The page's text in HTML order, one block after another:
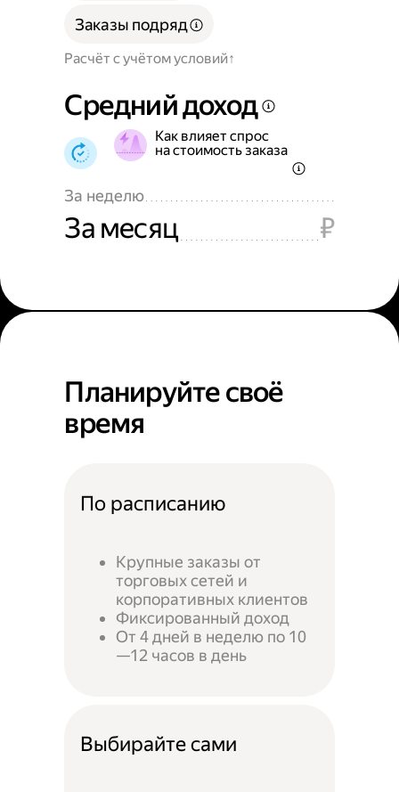
Расчёт с учётом условий
Заказы подряд
Средний доход
Как влияет спрос
на стоимость заказа
За неделю
За месяц ₽
Планируйте своё
время
По расписанию
Крупные заказы от
торговых сетей и
корпоративных клиентов
Фиксированный доход
От 4 дней в неделю по 10
—12 часов в день
Выбирайте сами